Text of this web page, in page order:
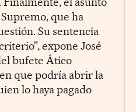
que ha
Su sentencia
expone José
bufete Ático
que podría abrir la
lo haya pagado